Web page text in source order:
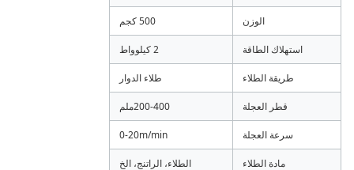
الوزن 500 كجم
استهلاك الطاقة 2 كيلوواط
طريقة الطلاء طلاء الدوار
قطر العجلة 200-400ملم
سرعة العجلة 0-20m/min
مادة الطلاء الطلاء، الراتنج، الخ